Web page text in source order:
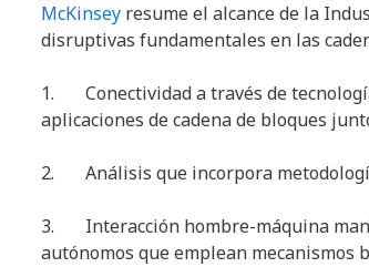
McKinsey resume el alcance de la
disruptivas fundamentales en las
1. Conectividad a través de
aplicaciones de cadena de bloques
2. Análisis que incorpora
3. Interacción hombre-máquina
autónomos que emplean mecanismos